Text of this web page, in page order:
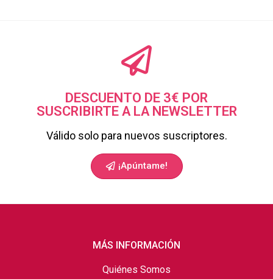
DESCUENTO DE 3€ POR
SUSCRIBIRTE A LA NEWSLETTER
Válido solo para nuevos suscriptores.
¡Apúntame!
MÁS INFORMACIÓN
Quiénes Somos